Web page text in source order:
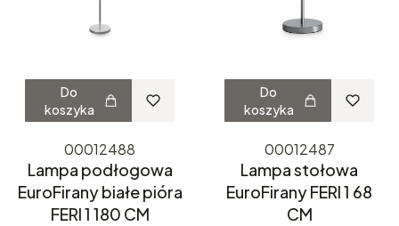
Do
koszyka
00012488
Lampa podłogowa
EuroFirany białe pióra
FERI 1 180 CM
Do
koszyka
00012487
Lampa stołowa
EuroFirany FERI 1 68
CM